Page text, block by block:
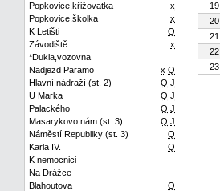
Popkovice,křižovatka
x
Popkovice,školka
x
K Letišti
Q
Závodiště
x
*Dukla,vozovna
Nadjezd Paramo
x Q
Hlavní nádraží (st. 2)
Q J
U Marka
Q J
Palackého
Q J
Masarykovo nám.(st. 3)
Q J
Náměstí Republiky (st. 3)
Q
Karla IV.
Q
K nemocnici
Na Drážce
Blahoutova
Q
19
20
21
22
23